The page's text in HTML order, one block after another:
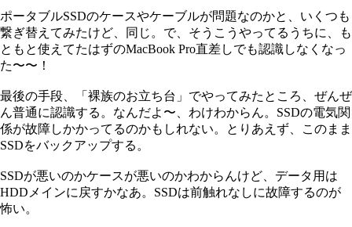
ポータブルSSDのケースやケーブルが問題なのかと、いくつも
繋ぎ替えてみたけど、同じ。で、そうこうやってるうちに、も
ともと使えてたはずのMacBook Pro直差しでも認識しなくなっ
た〜〜！
最後の手段、「裸族のお立ち台」でやってみたところ、ぜんぜ
ん普通に認識する。なんだよ〜、わけわからん。SSDの電気関
係が故障しかかってるのかもしれない。とりあえず、このまま
SSDをバックアップする。
SSDが悪いのかケースが悪いのかわからんけど、データ用は
HDDメインに戻すかなあ。SSDは前触れなしに故障するのが
怖い。